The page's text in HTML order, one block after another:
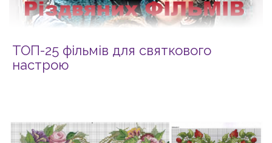
ТОП-25 фільмів для святкового
настрою